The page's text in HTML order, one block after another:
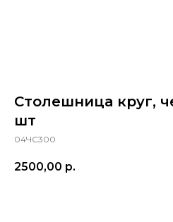
Столешница круг,
шт
04ЧС300
2500,00 р.